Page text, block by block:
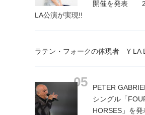
開催を発表
LA公演が実現!!
ラテン・フォークの体現者 Y LA
PETER
シングル「
HORSES」を